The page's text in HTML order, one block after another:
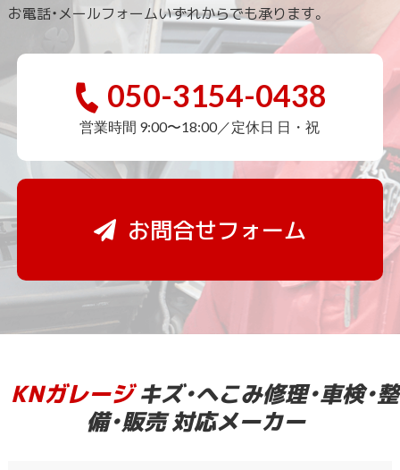
お電話・メールフォームいずれからでも承ります。
050-3154-0438
営業時間 9:00〜18:00／定休日 日・祝
お問合せフォーム
KNガレージキズ・へこみ修理・車検・整
備・販売 対応メーカー